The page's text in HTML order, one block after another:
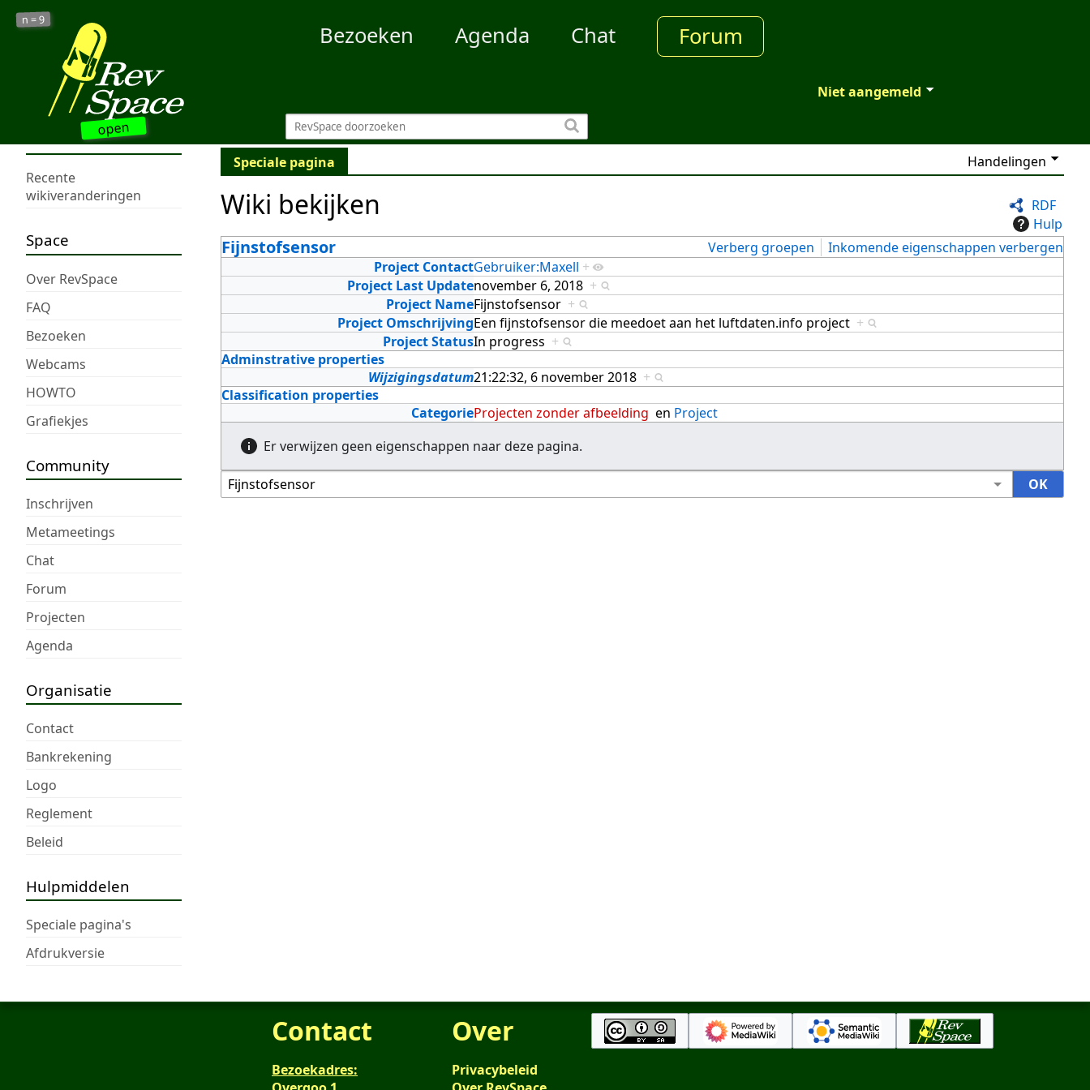
open
n =9
Bezoeken Agenda Chat Forum
Niet aangemeld
Recente
wikiveranderingen
Space
Over RevSpace
FAQ
Bezoeken
Webcams
HOWTO
Grafiekjes
Community
Inschrijven
Metameetings
Chat
Forum
Projecten
Agenda
Organisatie
Contact
Bankrekening
Logo
Reglement
Beleid
Hulpmiddelen
Speciale pagina's
Afdrukversie
Speciale pagina Handelingen
RDF
Hulp
Wiki bekijken
Fijnstofsensor Verberg groepen
Inkomende eigenschappen verbergen
Project ContactGebruiker:Maxell +
Project Last Updatenovember 6, 2018 +
Project NameFijnstofsensor +
Project OmschrijvingEen fijnstofsensor die meedoet aan het luftdaten.info project +
Project StatusIn progress +
Adminstrative properties
Wijzigingsdatum21:22:32, 6 november 2018 +
Classification properties
CategorieProjecten zonder afbeelding en Project
Er verwijzen geen eigenschappen naar deze pagina.
Contact
Bezoekadres:
Over
Privacybeleid